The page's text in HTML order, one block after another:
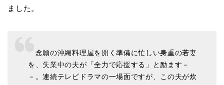
ました。
念願の沖縄料理屋を開く準備に忙しい身重の若妻
を、失業中の夫が「全力で応援する」と励ます－
－。連続テレビドラマの一場面ですが、この夫が炊